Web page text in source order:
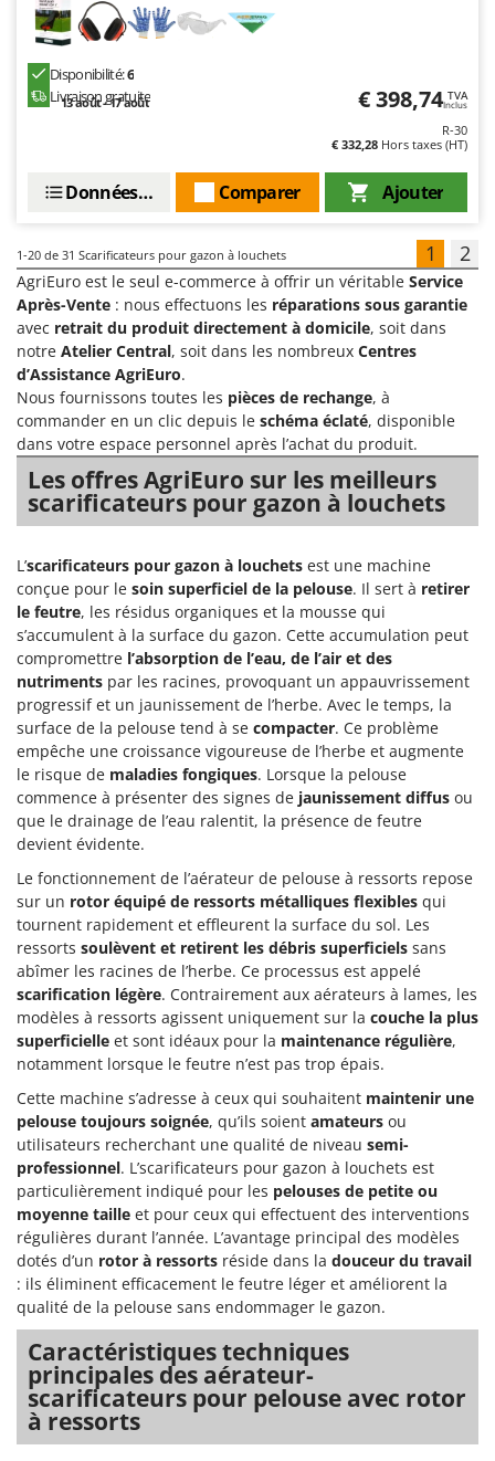
Disponibilité:6
Livraison gratuite
13 août - 17 août € 398,74 TVA
Inclus
R-30
€ 332,28 Hors taxes (HT)
Ajouter
Comparer
Données techniques
1-20 de 31 Scarificateurs pour gazon à louchets 1 2
AgriEuro est le seul e-commerce à offrir un véritable Service
Après-Vente : nous effectuons les réparations sous garantie
avec retrait du produit directement à domicile, soit dans
notre Atelier Central, soit dans les nombreux Centres
d’Assistance AgriEuro.
Nous fournissons toutes les pièces de rechange, à
commander en un clic depuis le schéma éclaté, disponible
dans votre espace personnel après l’achat du produit.
Les offres AgriEuro sur les meilleurs
scarificateurs pour gazon à louchets
L’scarificateurs pour gazon à louchets est une machine
conçue pour le soin superficiel de la pelouse. Il sert à retirer
le feutre, les résidus organiques et la mousse qui
s’accumulent à la surface du gazon. Cette accumulation peut
compromettre l’absorption de l’eau, de l’air et des
nutriments par les racines, provoquant un appauvrissement
progressif et un jaunissement de l’herbe. Avec le temps, la
surface de la pelouse tend à se compacter. Ce problème
empêche une croissance vigoureuse de l’herbe et augmente
le risque de maladies fongiques. Lorsque la pelouse
commence à présenter des signes de jaunissement diffus ou
que le drainage de l’eau ralentit, la présence de feutre
devient évidente.
Le fonctionnement de l’aérateur de pelouse à ressorts repose
sur un rotor équipé de ressorts métalliques flexibles qui
tournent rapidement et effleurent la surface du sol. Les
ressorts soulèvent et retirent les débris superficiels sans
abîmer les racines de l’herbe. Ce processus est appelé
scarification légère. Contrairement aux aérateurs à lames, les
modèles à ressorts agissent uniquement sur la couche la plus
superficielle et sont idéaux pour la maintenance régulière,
notamment lorsque le feutre n’est pas trop épais.
Cette machine s’adresse à ceux qui souhaitent maintenir une
pelouse toujours soignée, qu’ils soient amateurs ou
utilisateurs recherchant une qualité de niveau semi-
professionnel. L’scarificateurs pour gazon à louchets est
particulièrement indiqué pour les pelouses de petite ou
moyenne taille et pour ceux qui effectuent des interventions
régulières durant l’année. L’avantage principal des modèles
dotés d’un rotor à ressorts réside dans la douceur du travail
: ils éliminent efficacement le feutre léger et améliorent la
qualité de la pelouse sans endommager le gazon.
Caractéristiques techniques
principales des aérateur-
scarificateurs pour pelouse avec rotor
à ressorts